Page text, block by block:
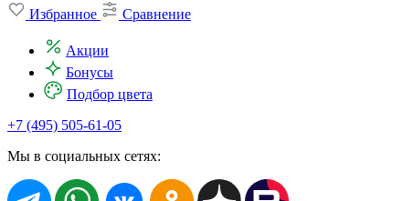
Избранное
Сравнение
Акции
Бонусы
Подбор цвета
+7 (495) 505-61-05
Мы в социальных сетях: